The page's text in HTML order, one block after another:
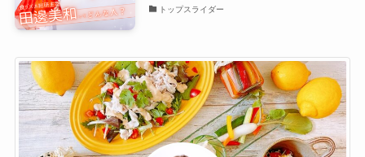
トップスライダー